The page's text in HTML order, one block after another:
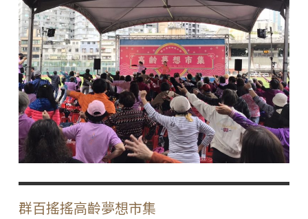
群百搖搖高齡夢想市集